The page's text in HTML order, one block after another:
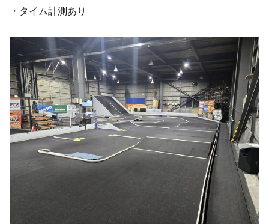
・タイム計測あり